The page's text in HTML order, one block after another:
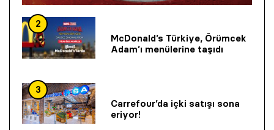
2
McDonald’s Türkiye, Örümcek
Adam’ı menülerine taşıdı
3
Carrefour’da içki satışı sona
eriyor!